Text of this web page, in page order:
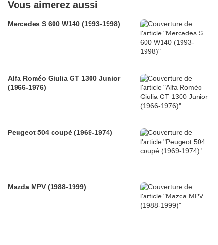
Vous aimerez aussi
Mercedes S 600 W140 (1993-1998)
Alfa Roméo Giulia GT 1300 Junior
(1966-1976)
Peugeot 504 coupé (1969-1974)
Mazda MPV (1988-1999)